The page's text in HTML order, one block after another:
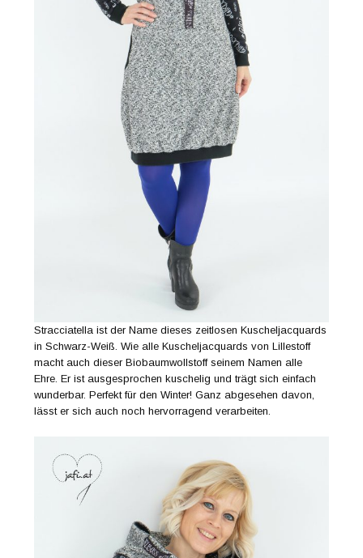
Stracciatella ist der Name dieses zeitlosen Kuscheljacquards
in Schwarz-Weiß. Wie alle Kuscheljacquards von Lillestoff
macht auch dieser Biobaumwollstoff seinem Namen alle
Ehre. Er ist ausgesprochen kuschelig und trägt sich einfach
wunderbar. Perfekt für den Winter! Ganz abgesehen davon,
lässt er sich auch noch hervorragend verarbeiten.